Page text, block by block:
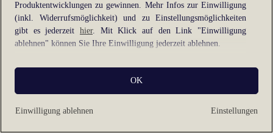
Produktentwicklungen zu gewinnen. Mehr Infos zur Einwilligung
(inkl. Widerrufsmöglichkeit) und zu Einstellungsmöglichkeiten
gibt es jederzeit hier. Mit Klick auf den Link "Einwilligung
ablehnen" können Sie Ihre Einwilligung jederzeit ablehnen.
Sie können Ihre Einwilligung auch jederzeit grundlos mit Wirkung
für die Zukunft widerrufen, indem Sie z. B. auf den Button
"Cookie-Einstellungen" im Footer der Website und "Alle
ablehnen" klicken.
Einstellungen
Einwilligung ablehnen
OK